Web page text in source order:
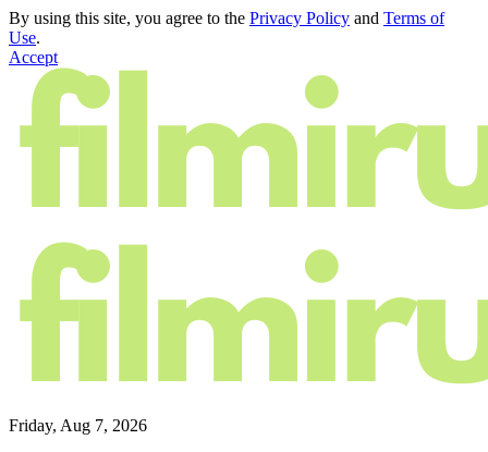
By using this site, you agree to the Privacy Policy and Terms of
Use.
Accept
Friday, Aug 7, 2026